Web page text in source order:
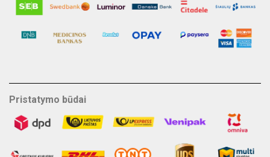
Pristatymo būdai